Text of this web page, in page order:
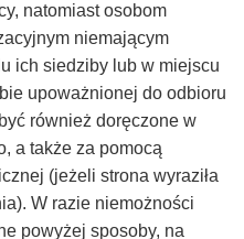
natomiast osobom
niemającym
ich siedziby lub w miejscu
upoważnionej do odbioru
również doręczone w
a także za pomocą
(jeżeli strona wyraziła
W razie niemożności
powyżej sposoby, na